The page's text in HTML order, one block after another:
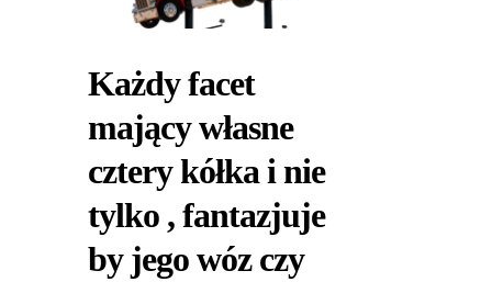
Każdy facet
mający własne
cztery kółka i nie
tylko , fantazjuje
by jego wóz czy